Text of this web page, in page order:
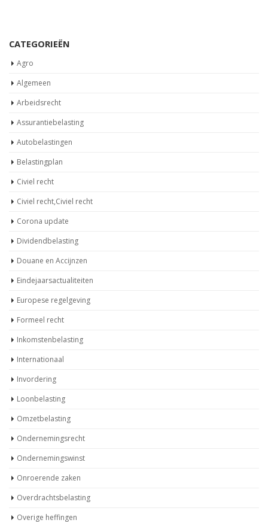
CATEGORIEËN
Agro
Algemeen
Arbeidsrecht
Assurantiebelasting
Autobelastingen
Belastingplan
Civiel recht
Civiel recht,Civiel recht
Corona update
Dividendbelasting
Douane en Accijnzen
Eindejaarsactualiteiten
Europese regelgeving
Formeel recht
Inkomstenbelasting
Internationaal
Invordering
Loonbelasting
Omzetbelasting
Ondernemingsrecht
Ondernemingswinst
Onroerende zaken
Overdrachtsbelasting
Overige heffingen